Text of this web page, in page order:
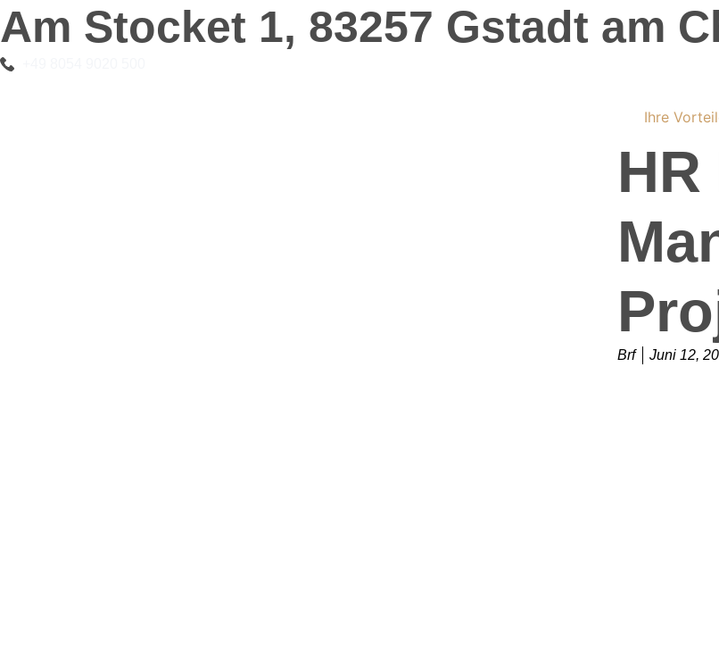
Am Stocket 1, 83257 Gstadt am
Ihre
Brf Juni 12,